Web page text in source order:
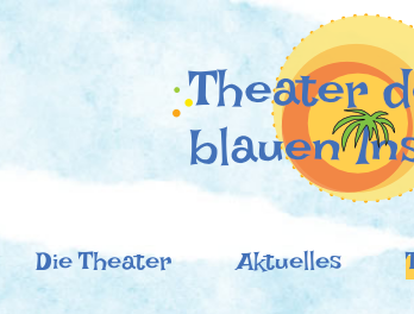
der
zu Coronazeiten!
Die Theater Aktuelles